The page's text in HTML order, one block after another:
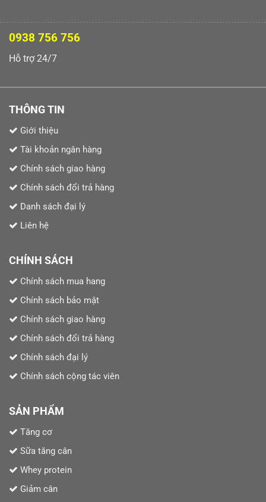
0938 756 756
Hỗ trợ 24/7
THÔNG TIN
Giới thiệu
Tài khoản ngân hàng
Chính sách giao hàng
Chính sách đổi trả hàng
Danh sách đại lý
Liên hệ
CHÍNH SÁCH
Chính sách mua hang
Chính sách bảo mật
Chính sách giao hàng
Chính sách đổi trả hàng
Chính sách đại lý
Chính sách cộng tác viên
SẢN PHẨM
Tăng cơ
Sữa tăng cân
Whey protein
Giảm cân